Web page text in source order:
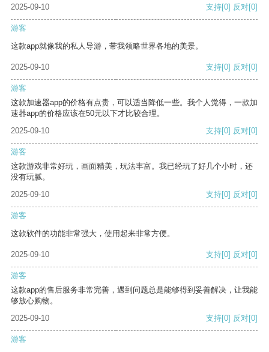
2025-09-10 支持[0] 反对[0]
游客
这款app就像我的私人导游，带我领略世界各地的美景。
2025-09-10 支持[0] 反对[0]
游客
这款加速器app的价格有点贵，可以适当降低一些。我个人觉得，一款加
速器app的价格应该在50元以下才比较合理。
2025-09-10
支持[0] 反对[0]
游客
这款游戏非常好玩，画面精美，玩法丰富。我已经玩了好几个小时，还
没有玩腻。
2025-09-10
支持[0] 反对[0]
游客
这款软件的功能非常强大，使用起来非常方便。
2025-09-10 支持[0] 反对[0]
游客
这款app的售后服务非常完善，遇到问题总是能够得到妥善解决，让我能
够放心购物。
2025-09-10
支持[0] 反对[0]
游客